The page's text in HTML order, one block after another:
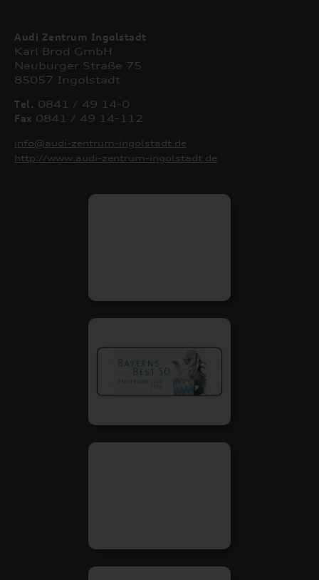
Audi Zentrum Ingolstadt
Karl Brod GmbH
Neuburger Straße 75
85057 Ingolstadt
Tel. 0841 / 49 14-0
Fax 0841 / 49 14-112
info@audi-zentrum-ingolstadt.de
http://www.audi-zentrum-ingolstadt.de